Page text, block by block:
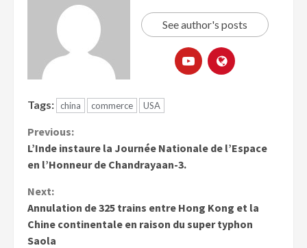
See author's posts
Tags: china commerce USA
Previous:
L’Inde instaure la Journée Nationale de l’Espace
en l’Honneur de Chandrayaan-3.
Next:
Annulation de 325 trains entre Hong Kong et la
Chine continentale en raison du super typhon
Saola